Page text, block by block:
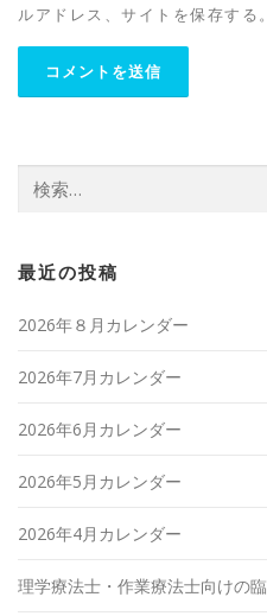
ルアドレス、サイトを保存する。
索:
最近の投稿
2026年８月カレンダー
2026年7月カレンダー
2026年6月カレンダー
2026年5月カレンダー
2026年4月カレンダー
理学療法士・作業療法士向けの